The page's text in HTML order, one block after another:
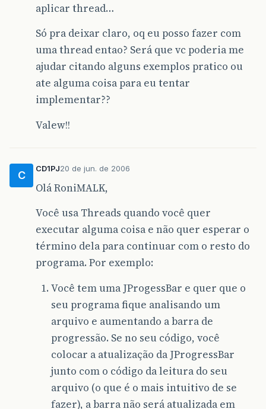
aplicar thread…
Só pra deixar claro, oq eu posso fazer com
uma thread entao? Será que vc poderia me
ajudar citando alguns exemplos pratico ou
ate alguma coisa para eu tentar
implementar??
Valew!!
C
CD1PJ20 de jun. de 2006
Olá RoniMALK,
Você usa Threads quando você quer
executar alguma coisa e não quer esperar o
término dela para continuar com o resto do
programa. Por exemplo:
Você tem uma JProgessBar e quer que o
seu programa fique analisando um
arquivo e aumentando a barra de
progressão. Se no seu código, você
colocar a atualização da JProgressBar
junto com o código da leitura do seu
arquivo (o que é o mais intuitivo de se
fazer), a barra não será atualizada em